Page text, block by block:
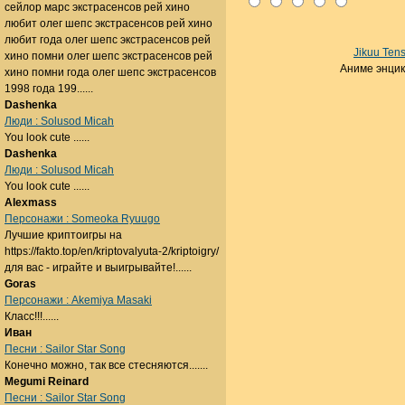
Jikuu
Аниме
сейлор марс экстрасенсов рей хино
любит олег шепс экстрасенсов рей хино
любит года олег шепс экстрасенсов рей
хино помни олег шепс экстрасенсов рей
хино помни года олег шепс экстрасенсов
1998 года 199......
Dashenka
Люди : Solusod Micah
You look cute ......
Dashenka
Люди : Solusod Micah
You look cute ......
Alexmass
Персонажи : Someoka Ryuugo
Лучшие криптоигры на
https://fakto.top/en/kriptovalyuta-2/kriptoigry/
для вас - играйте и выигрывайте!......
Goras
Персонажи : Akemiya Masaki
Класс!!!......
Иван
Песни : Sailor Star Song
Конечно можно, так все стесняются.......
Megumi Reinard
Песни : Sailor Star Song